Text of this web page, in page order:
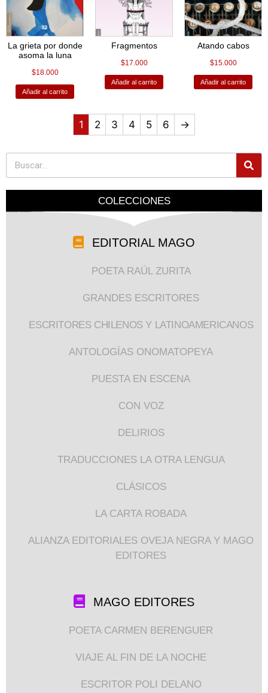
COLECCIONES
EDITORIAL MAGO
POETA RAÚL ZURITA
GRANDES ESCRITORES
ESCRITORES CHILENOS Y LATINOAMERICANOS
ANTOLOGÍAS ONOMATOPEYA
PUESTA EN ESCENA
CON VOZ
DELIRIOS
TRADUCCIONES LA OTRA LENGUA
CLÁSICOS
LA CARTA ROBADA
ALIANZA EDITORIALES OVEJA NEGRA Y MAGO
EDITORES
MAGO EDITORES
POETA CARMEN BERENGUER
VIAJE AL FIN DE LA NOCHE
ESCRITOR POLI DELANO
La grieta por donde
asoma la luna
$18.000
Añadir al carrito
Fragmentos
$17.000
Añadir al carrito
Atando cabos
$15.000
Añadir al carrito
1 2 3 4 5 6 →